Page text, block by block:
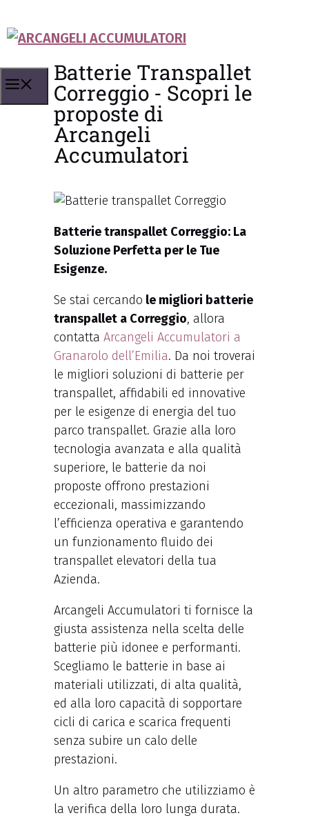
Batterie Transpallet
Correggio - Scopri le
proposte di
Arcangeli
Accumulatori
Batterie transpallet Correggio: La
Soluzione Perfetta per le Tue
Esigenze.
Se stai cercando le migliori batterie
transpallet a Correggio, allora
contatta Arcangeli Accumulatori a
Granarolo dell’Emilia. Da noi troverai
le migliori soluzioni di batterie per
transpallet, affidabili ed innovative
per le esigenze di energia del tuo
parco transpallet. Grazie alla loro
tecnologia avanzata e alla qualità
superiore, le batterie da noi
proposte offrono prestazioni
eccezionali, massimizzando
l’efficienza operativa e garantendo
un funzionamento fluido dei
transpallet elevatori della tua
Azienda.
Arcangeli Accumulatori ti fornisce la
giusta assistenza nella scelta delle
batterie più idonee e performanti.
Scegliamo le batterie in base ai
materiali utilizzati, di alta qualità,
ed alla loro capacità di sopportare
cicli di carica e scarica frequenti
senza subire un calo delle
prestazioni.
Un altro parametro che utilizziamo è
la verifica della loro lunga durata.